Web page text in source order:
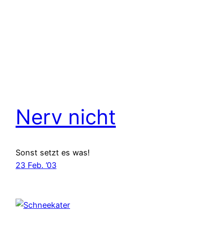
Nerv nicht
Sonst setzt es was!
23 Feb. ’03